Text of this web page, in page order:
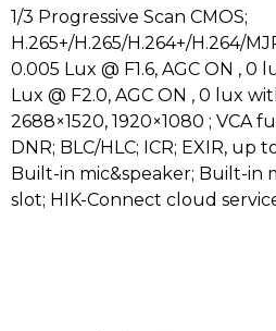
1/3 Progressive Scan CMOS;
H.265+/H.265/H.264+/H.264/
0.005 Lux @ F1.6, AGC ON , 0
Lux @ F2.0, AGC ON , 0 lux
2688×1520, 1920×1080 ; VCA
DNR; BLC/HLC; ICR; EXIR, up
Built-in mic&speaker; Built-in
slot; HIK-Connect cloud